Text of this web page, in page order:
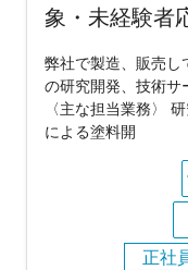
象・未経験者
弊社で製造、販売し
の研究開発、技術サ
〈主な担当業務〉
による塗料開
正社